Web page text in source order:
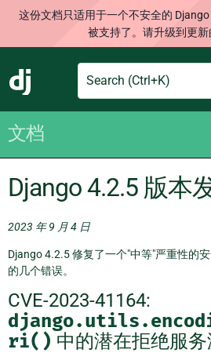
这份文档只适用于一个不安全的
被支持了。请升级到更新
Django
Search
文档
Django 4.2.5 版本
2023 年 9 月 4 日
Django 4.2.5 修复了一个"中等"严重性的
的几个错误。
CVE-2023-41164:
ri() 中的潜在拒绝服务